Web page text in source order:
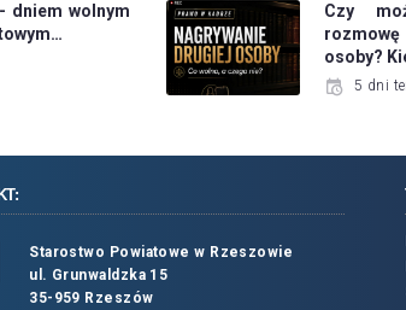
dniem wolnym
Czy
osoby?
5 dni
Starostwo Powiatowe w Rzeszowie
ul. Grunwaldzka 15
35-959 Rzeszów